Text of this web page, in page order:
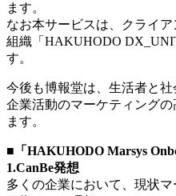
ます。
なお本サービスは、クライ
組織「HAKUHODO
す。
今後も博報堂は、生活者と社
企業活動のマーケティング
ます。
■「HAKUHODO Marsys
1.CanBe発想
多くの企業において、現状